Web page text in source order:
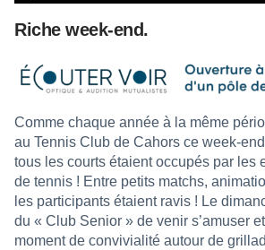
Riche week-end.
Comme chaque année à la même
au Tennis Club de Cahors ce week-
tous les courts étaient occupés par les
de tennis ! Entre petits matchs,
les participants étaient ravis ! Le
du « Club Senior » de venir s’amuser
moment de convivialité autour de